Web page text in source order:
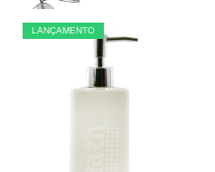
LANÇAMENTO